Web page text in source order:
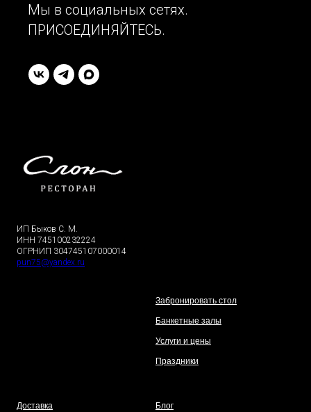
Мы в социальных сетях.
ПРИСОЕДИНЯЙТЕСЬ.
ИП Быков С. М.
ИНН 745100232224
ОГРНИП 304745107000014
pun75@yandex.ru
Забронировать стол
Банкетные залы
Услуги и цены
Праздники
Доставка Блог